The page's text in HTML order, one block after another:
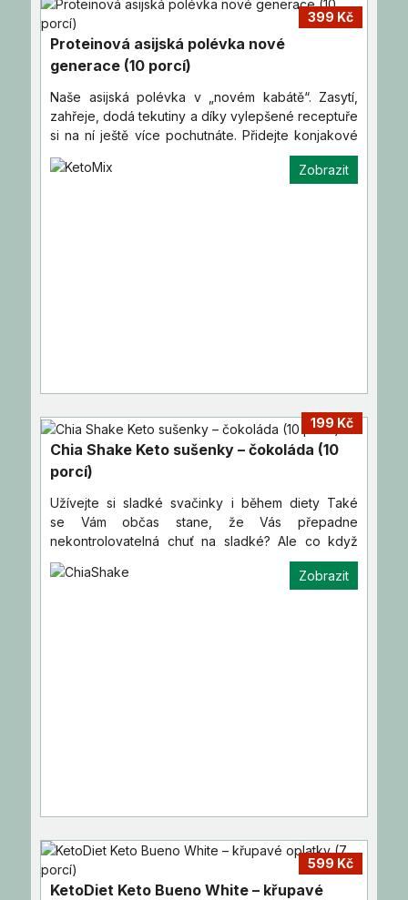
399 Kč
Proteinová asijská polévka nové
generace (10 porcí)
Naše asijská polévka v „novém kabátě“. Zasytí,
zahřeje, dodá tekutiny a díky vylepšené receptuře
si na ní ještě více pochutnáte. Přidejte konjakové
nudle,…
Zobrazit
199 Kč
Chia Shake Keto sušenky – čokoláda (10
porcí)
Užívejte si sladké svačinky i během diety Také
se Vám občas stane, že Vás přepadne
nekontrolovatelná chuť na sladké? Ale co když
zrovna pracujete na své…
Zobrazit
599 Kč
KetoDiet Keto Bueno White – křupavé